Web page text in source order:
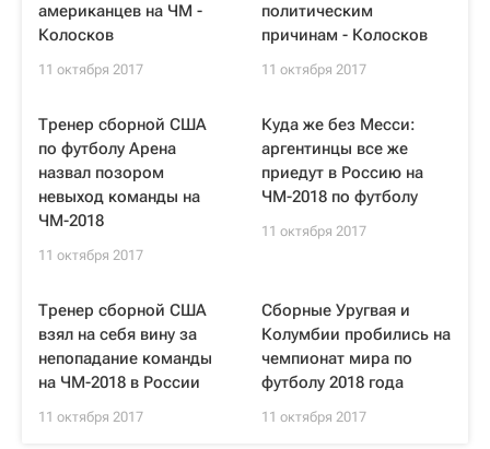
американцев на ЧМ -
Колосков
11 октября 2017
политическим
причинам - Колосков
11 октября 2017
Тренер сборной США
по футболу Арена
назвал позором
невыход команды на
ЧМ-2018
11 октября 2017
Куда же без Месси:
аргентинцы все же
приедут в Россию на
ЧМ-2018 по футболу
11 октября 2017
Тренер сборной США
взял на себя вину за
непопадание команды
на ЧМ-2018 в России
11 октября 2017
Сборные Уругвая и
Колумбии пробились на
чемпионат мира по
футболу 2018 года
11 октября 2017